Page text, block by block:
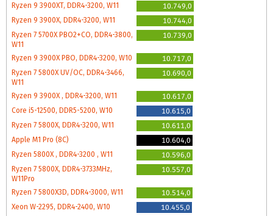
Ryzen 9 3900XT, DDR4-3200, W11
10.749,0
Ryzen 9 3900X, DDR4-3200, W11
10.744,0
Ryzen 7 5700X PBO2+CO, DDR4-3800,
W11
10.739,0
Ryzen 9 3900X PBO, DDR4-3200, W10
10.717,0
Ryzen 7 5800X UV/OC, DDR4-3466,
W11
10.690,0
Ryzen 9 3900X , DDR4-3200, W11
10.617,0
Core i5-12500, DDR5-5200, W10
10.615,0
Ryzen 7 5800X, DDR4-3200, W11
10.611,0
Apple M1 Pro (8C)
10.604,0
Ryzen 5800X , DDR4-3200 , W11
10.596,0
Ryzen 7 5800X, DDR4-3733MHz,
W11Pro
10.557,0
Ryzen 7 5800X3D, DDR4-3000, W11
10.514,0
Xeon W-2295, DDR4-2400, W10
10.455,0